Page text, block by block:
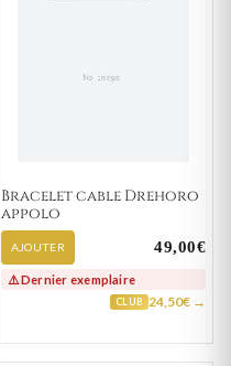
Bracelet cable Drehoro
appolo
AJOUTER 49,00€
⚠️ Dernier exemplaire
CLUB 24,50€ →